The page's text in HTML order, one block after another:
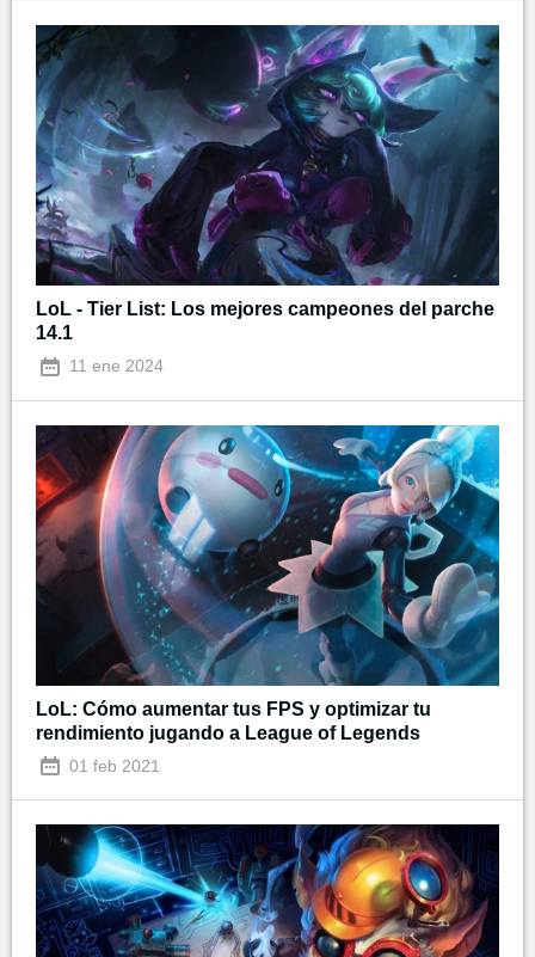
LoL - Tier List: Los mejores campeones del parche
14.1
11 ene 2024
LoL: Cómo aumentar tus FPS y optimizar tu
rendimiento jugando a League of Legends
01 feb 2021